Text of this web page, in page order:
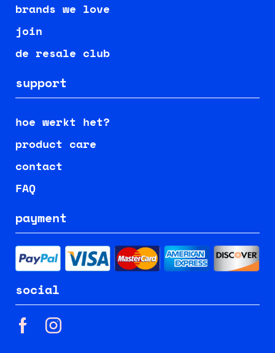
brands we love
join
de resale club
support
hoe werkt het?
product care
contact
FAQ
payment
social